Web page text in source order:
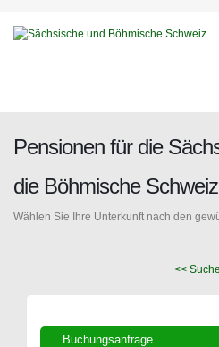
Pensionen für die
die Böhmische Schweiz
Wählen Sie Ihre Unterkunft nach den
<<
Buchungsanfrage